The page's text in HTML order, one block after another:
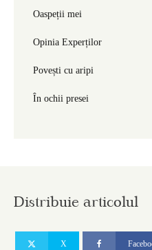
Oaspeții mei
Opinia Experților
Povești cu aripi
În ochii presei
Distribuie articolul
X